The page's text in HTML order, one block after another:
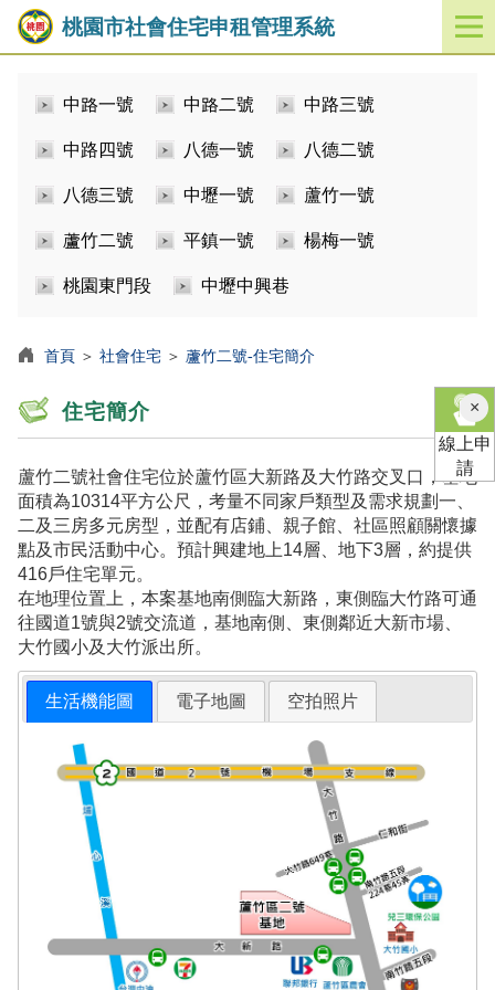
桃園市社會住宅申租管理系統
開
啟
中路一號 中路二號 中路三號
中路四號 八德一號 八德二號
八德三號 中壢一號 蘆竹一號
蘆竹二號 平鎮一號 楊梅一號
桃園東門段 中壢中興巷
首頁 ＞ 社會住宅 ＞ 蘆竹二號-住宅簡介
住宅簡介
蘆竹二號社會住宅位於蘆竹區大新路及大竹路交叉口，基地
面積為10314平方公尺，考量不同家戶類型及需求規劃一、
二及三房多元房型，並配有店鋪、親子館、社區照顧關懷據
點及市民活動中心。預計興建地上14層、地下3層，約提供
416戶住宅單元。
在地理位置上，本案基地南側臨大新路，東側臨大竹路可通
往國道1號與2號交流道，基地南側、東側鄰近大新市場、
大竹國小及大竹派出所。
生活機能圖 電子地圖 空拍照片
×關
閉
線上申
請